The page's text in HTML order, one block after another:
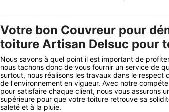
Votre bon Couvreur pour
toiture Artisan Delsuc pour
Nous savons à quel point il est important de
nous tachons donc de vous fournir un service de
surtout, nous réalisons les travaux dans le respect
de l'environnement en vigueur. Avec notre
pour satisfaire chaque client, nous vous assurons
supérieure pour que votre toiture retrouve sa
saleté et à la pluie.